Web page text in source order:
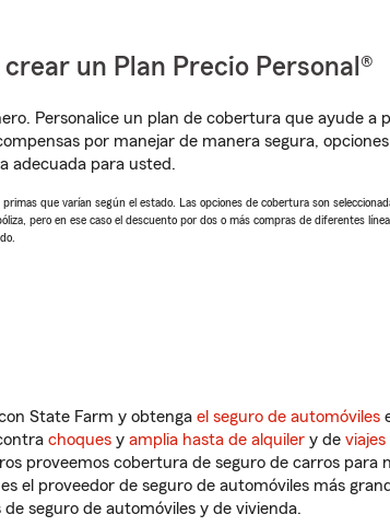
un Plan Precio Personal®
Personalice un plan de cobertura que ayude
por manejar de manera segura,
adecuada para usted.
que varían según el estado. Las opciones de cobertura son
pero en ese caso el descuento por dos o más compras de diferentes
State Farm y obtenga el seguro de automóviles
choques y amplia hasta de alquiler y de
proveemos cobertura de seguro de carros para
el proveedor de seguro de automóviles más
seguro de automóviles y de vivienda.